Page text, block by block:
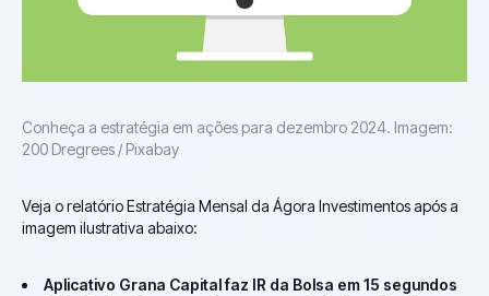
Conheça a estratégia em ações para dezembro 2024. Imagem:
200 Dregrees / Pixabay
Veja o relatório Estratégia Mensal da Ágora Investimentos após a
imagem ilustrativa abaixo:
Aplicativo Grana Capital faz IR da Bolsa em 15 segundos